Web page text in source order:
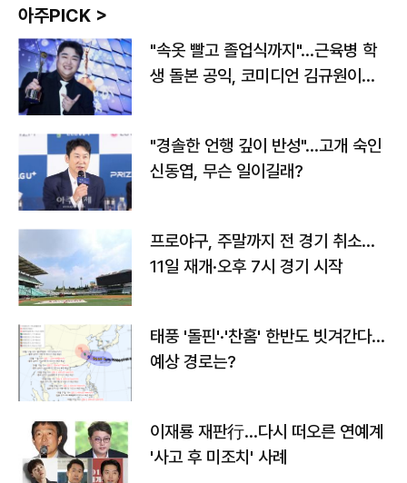
아주PICK >
"속옷 빨고 졸업식까지"…근육병 학
생 돌본 공익, 코미디언 김규원이었
"경솔한 언행 깊이 반성"…고개 숙인
신동엽, 무슨 일이길래?
프로야구, 주말까지 전 경기 취소…
11일 재개·오후 7시 경기 시작
태풍 '돌핀'·'찬홈' 한반도 빗겨간다…
예상 경로는?
이재룡 재판行…다시 떠오른 연예계
'사고 후 미조치' 사례